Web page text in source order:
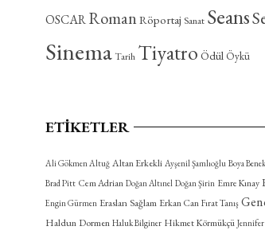
OSCAR RomanRöportaj Sanat Seans
Sinema Tarih Tiyatro Ödül Öykü
ETIKETLER
Ali Gökmen Altuğ Altan Erkekli Ayşenil Şamlıoğlu Boya Benek
Brad Pitt Cem Adrian Doğan Altınel Doğan Şirin Emre Kınay
Engin Gürmen Eraslan Sağlam Erkan Can Fırat Tanış
Haldun Dormen Haluk Bilginer Hikmet Körmükçü